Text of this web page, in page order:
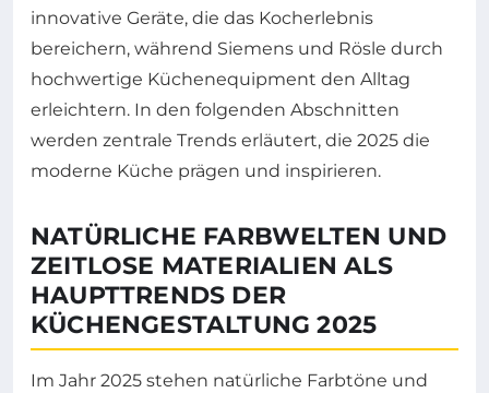
innovative Geräte, die das Kocherlebnis
bereichern, während Siemens und Rösle durch
hochwertige Küchenequipment den Alltag
erleichtern. In den folgenden Abschnitten
werden zentrale Trends erläutert, die 2025 die
moderne Küche prägen und inspirieren.
NATÜRLICHE FARBWELTEN UND
ZEITLOSE MATERIALIEN ALS
HAUPTTRENDS DER
KÜCHENGESTALTUNG 2025
Im Jahr 2025 stehen natürliche Farbtöne und